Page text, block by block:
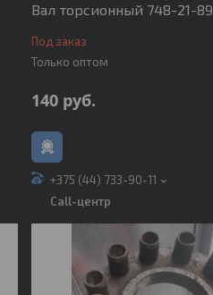
Вал торсионный 748-21-89
Под заказ
Только оптом
140 руб.
+375 (44) 733-90-11
Call-центр